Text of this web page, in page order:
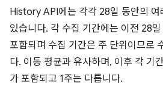
History API에는 각각 28일 동안의 여
있습니다. 각 수집 기간에는 이전 28
포함되며 수집 기간은 주 단위이므로
다. 이동 평균과 유사하며, 이후 각 기
가 포함되고 1주는 다릅니다.